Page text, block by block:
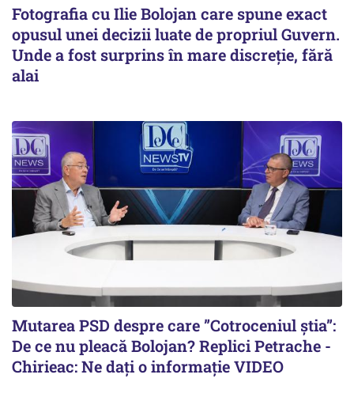
Fotografia cu Ilie Bolojan care spune exact
opusul unei decizii luate de propriul Guvern.
Unde a fost surprins în mare discreție, fără
alai
Mutarea PSD despre care ”Cotroceniul știa”:
De ce nu pleacă Bolojan? Replici Petrache -
Chirieac: Ne dați o informație VIDEO